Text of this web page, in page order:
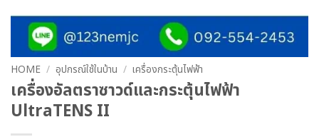
HOME / อุปกรณ์ใช้ในบ้าน / เครื่องกระตุ้นไฟฟ้า
เครื่องอัลตราซาวด์และกระตุ้นไฟฟ้า
UltraTENS II